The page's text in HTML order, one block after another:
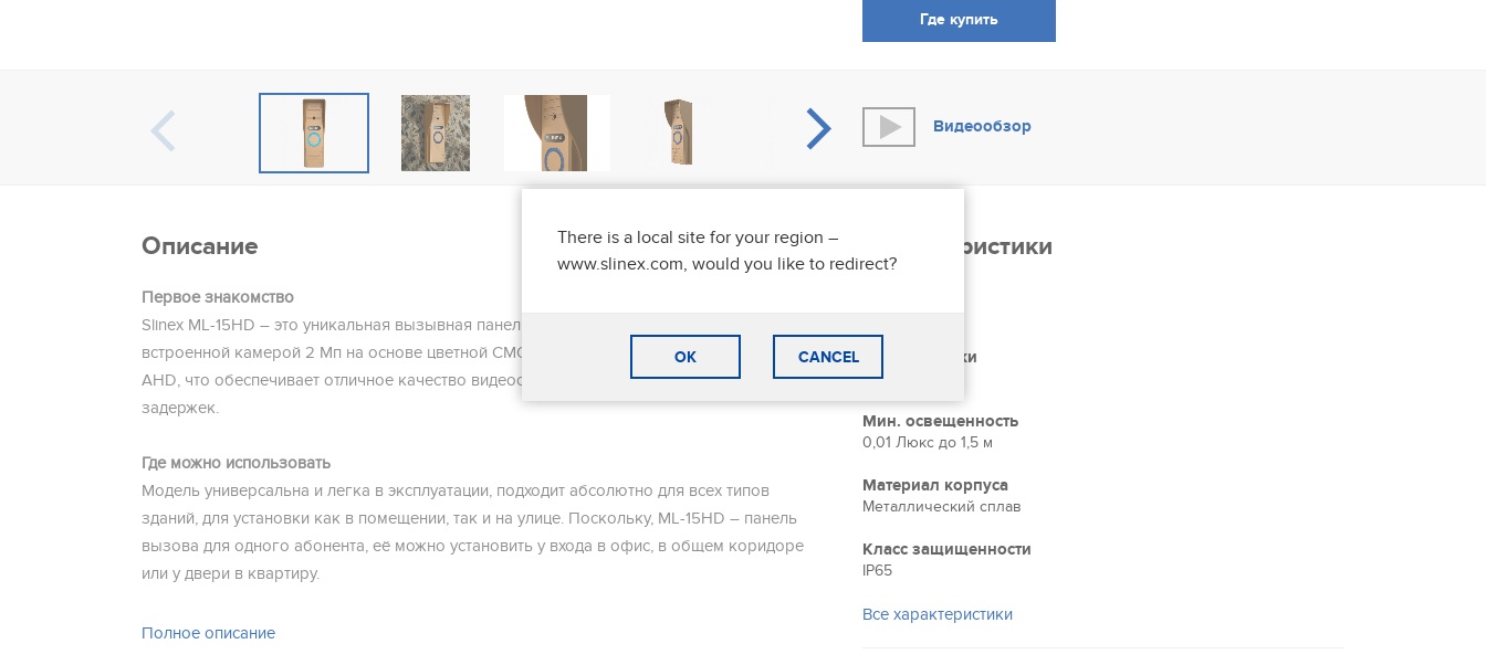
Где купить
Видеообзор
Описание
Первое знакомство
Slinex ML-15HD – это уникальная вызывная панель на одного абонента, оснащённая
встроенной камерой 2 Мп на основе цветной CMOS матрицы с поддержкой формата
AHD, что обеспечивает отличное качество видеосигнала и передачу изображения без
задержек.
Где можно использовать
Модель универсальна и легка в эксплуатации, подходит абсолютно для всех типов
зданий, для установки как в помещении, так и на улице. Поскольку, ML-15HD – панель
вызова для одного абонента, её можно установить у входа в офис, в общем коридоре
или у двери в квартиру.
Особенности данной модели
Полное описание
Характеристики
Тип подсветки
ИК подсветка
Мин. освещенность
0,01 Люкс до 1,5 м
Материал корпуса
Металлический сплав
Класс защищенности
IP65
Все характеристики
There is a local site for your region –
www.slinex.com, would you like to redirect?
OK CANCEL